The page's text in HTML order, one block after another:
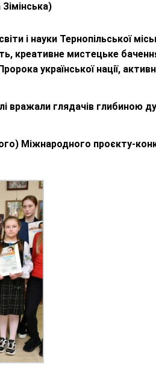
і науки Тернопільської
креативне мистецьке
української нації,
вражали глядачів глибиною
Міжнародного проєкту-